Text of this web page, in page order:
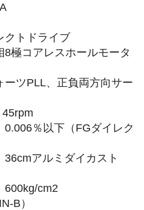
クトドライブ
8極コアレスホールモータ
ーツPLL、正負両方向サー
45rpm
0.006％以下（FGダイレク
36cmアルミダイカスト
600kg/cm2
B）